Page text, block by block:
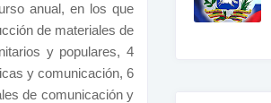
anual, en los que
de materiales de
y populares, 4
y comunicación, 6
de comunicación y